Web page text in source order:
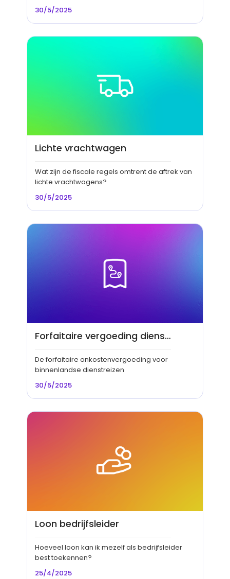
30/5/2025
Lichte vrachtwagen
Wat zijn de fiscale regels omtrent de aftrek van
lichte vrachtwagens?
30/5/2025
Forfaitaire vergoeding dienstreizen
De forfaitaire onkostenvergoeding voor
binnenlandse dienstreizen
30/5/2025
Loon bedrijfsleider
Hoeveel loon kan ik mezelf als bedrijfsleider
best toekennen?
25/4/2025